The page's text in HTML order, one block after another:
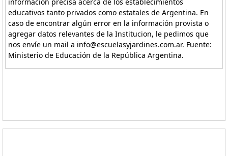
educativos tanto privados como estatales de Argentina. En
caso de encontrar algún error en la información provista o
agregar datos relevantes de la Institucion, le pedimos que
nos envíe un mail a info@escuelasyjardines.com.ar. Fuente:
Ministerio de Educación de la República Argentina.